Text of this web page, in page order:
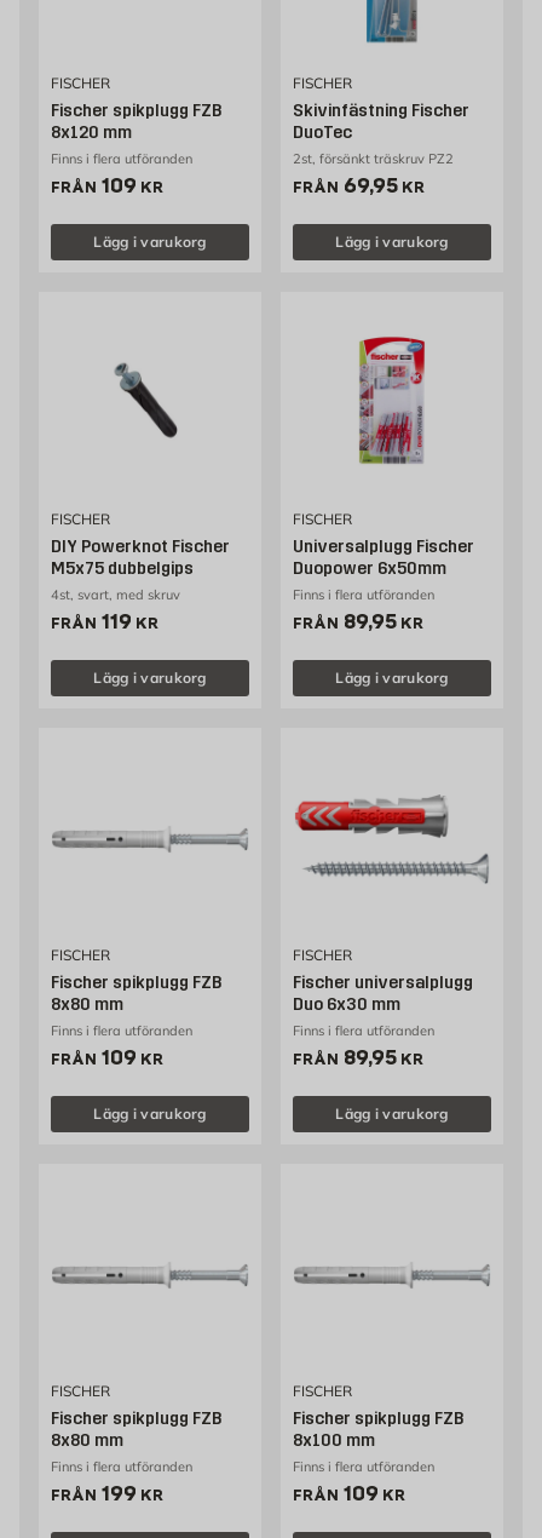
FISCHER
Fischer spikplugg FZB
8x120 mm
Finns i flera utföranden
FRÅN Pris 109 kr
109 KR
Lägg i varukorg
FISCHER
Skivinfästning Fischer
DuoTec
2st, försänkt träskruv PZ2
FRÅN Pris 69.95 kr
69,95 KR
Lägg i varukorg
FISCHER
DIY Powerknot Fischer
M5x75 dubbelgips
4st, svart, med skruv
FRÅN Pris 119 kr
119 KR
Lägg i varukorg
FISCHER
Universalplugg Fischer
Duopower 6x50mm
Finns i flera utföranden
FRÅN Pris 89.95 kr
89,95 KR
Lägg i varukorg
FISCHER
Fischer spikplugg FZB
8x80 mm
Finns i flera utföranden
FRÅN Pris 109 kr
109 KR
Lägg i varukorg
FISCHER
Fischer universalplugg
Duo 6x30 mm
Finns i flera utföranden
FRÅN Pris 89.95 kr
89,95 KR
Lägg i varukorg
FISCHER
Fischer spikplugg FZB
8x80 mm
Finns i flera utföranden
FRÅN Pris 199 kr
199 KR
FISCHER
Fischer spikplugg FZB
8x100 mm
Finns i flera utföranden
FRÅN Pris 109 kr
109 KR